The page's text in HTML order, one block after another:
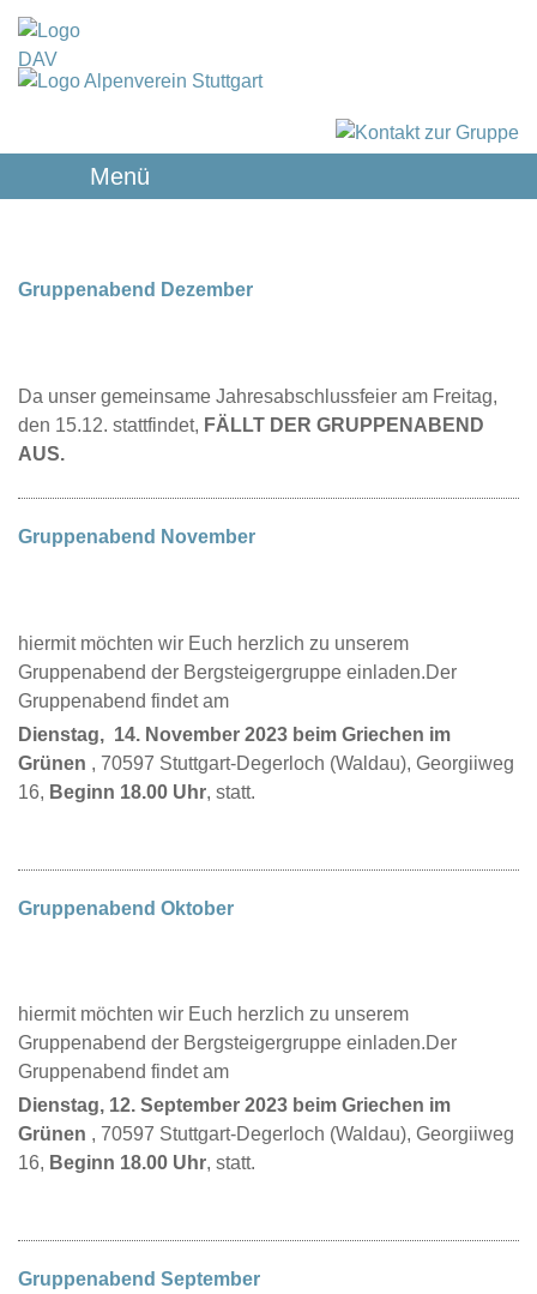
Menü
Gruppenabend Dezember
Da unser gemeinsame Jahresabschlussfeier am Freitag,
den 15.12. stattfindet, FÄLLT DER GRUPPENABEND
AUS.
Gruppenabend November
hiermit möchten wir Euch herzlich zu unserem
Gruppenabend der Bergsteigergruppe einladen.Der
Gruppenabend findet am
Dienstag, 14. November 2023 beim Griechen im
Grünen , 70597 Stuttgart-Degerloch (Waldau), Georgiiweg
16, Beginn 18.00 Uhr, statt.
Gruppenabend Oktober
hiermit möchten wir Euch herzlich zu unserem
Gruppenabend der Bergsteigergruppe einladen.Der
Gruppenabend findet am
Dienstag, 12. September 2023 beim Griechen im
Grünen , 70597 Stuttgart-Degerloch (Waldau), Georgiiweg
16, Beginn 18.00 Uhr, statt.
Gruppenabend September